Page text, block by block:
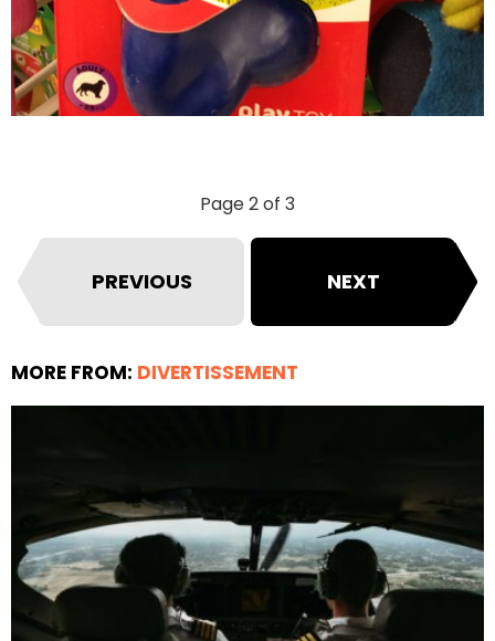
Page 2 of 3
PREVIOUS NEXT
MORE FROM: DIVERTISSEMENT